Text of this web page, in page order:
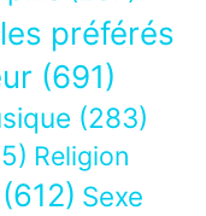
préférés
(691)
(283)
Religion
(612) Sexe